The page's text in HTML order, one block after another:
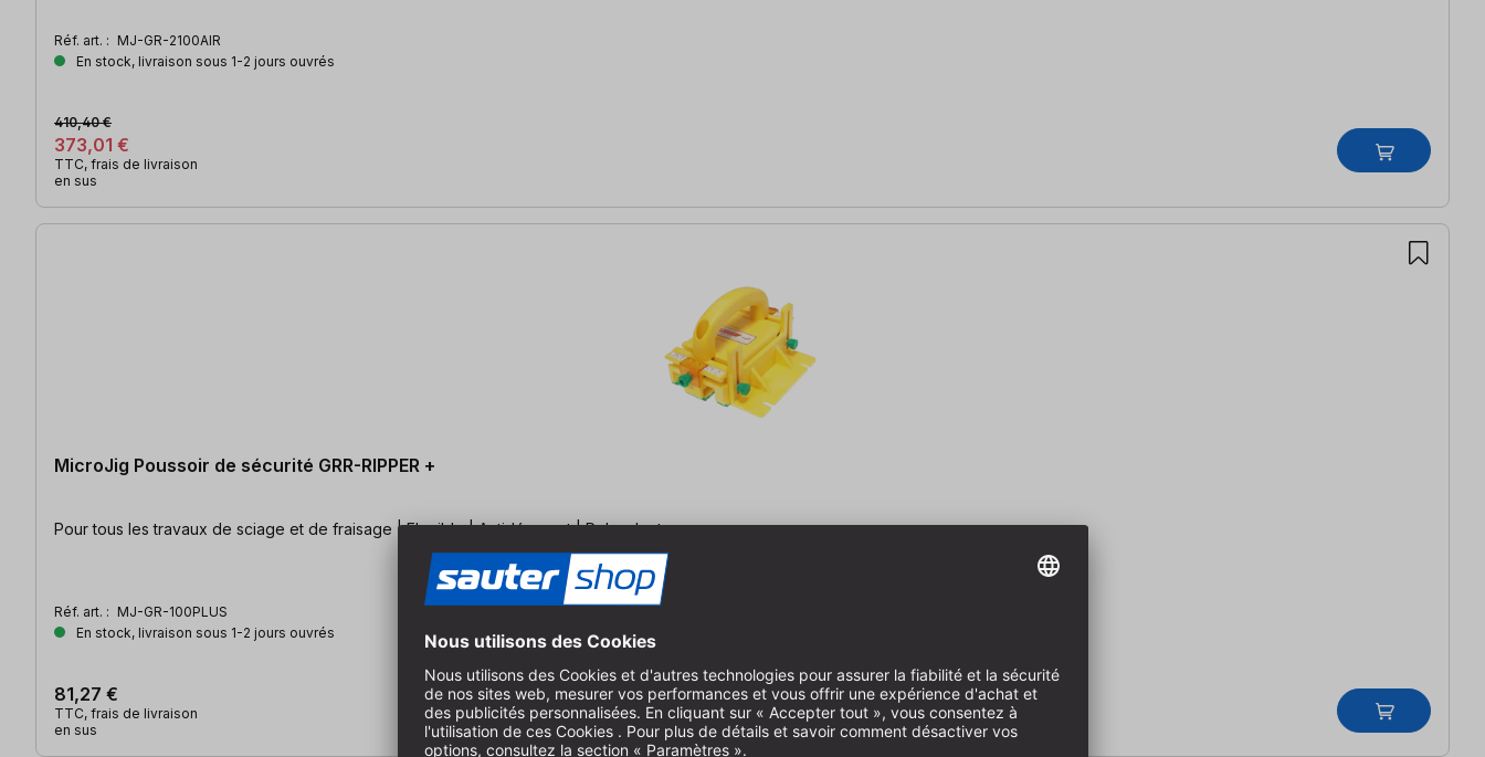
Réf. art. : MJ-GR-2100AIR
En stock, livraison sous 1-2 jours ouvrés
373,01 €
410,40 €
TTC, frais de livraison
en sus
MicroJig Poussoir de sécurité GRR-RIPPER +
Pour tous les travaux de sciage et de fraisage | Flexible | Antidérapant | Polyvalent
Réf. art. : MJ-GR-100PLUS
En stock, livraison sous 1-2 jours ouvrés
81,27 €
TTC, frais de livraison
en sus